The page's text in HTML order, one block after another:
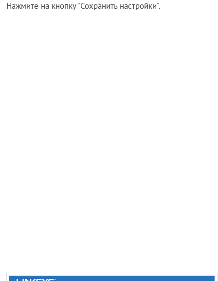
Нажмите на кнопку "Сохранить настройки".